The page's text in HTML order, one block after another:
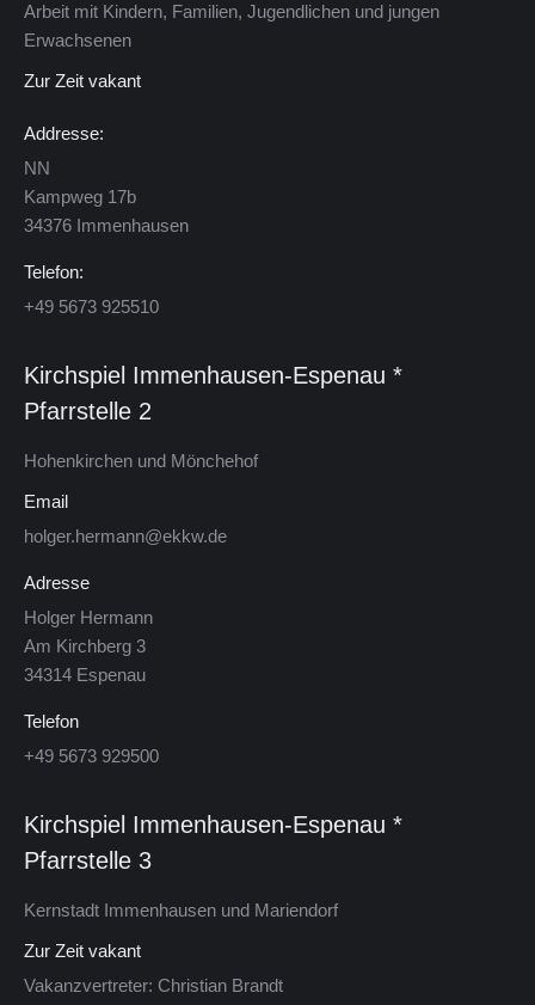
Arbeit mit Kindern, Familien, Jugendlichen und jungen
Erwachsenen
Zur Zeit vakant
Addresse:
NN
Kamp­weg 17b
34376 Im­men­hau­sen
Telefon:
+49 5673 925510
Kirchspiel Im­men­hau­sen-Es­pe­nau *
Pfarrstelle 2
Ho­hen­kir­chen und Mön­che­hof
Email
holger.hermann@ekkw.de
Adresse
Hol­ger Her­mann
Am Kirch­berg 3
34314 Es­pe­nau
Telefon
+49 5673 929500
Kirchspiel Im­men­hau­sen-Es­pe­nau *
Pfarrstelle 3
Kern­stadt Im­men­hau­sen und Mariendorf
Zur Zeit vakant
Vakanzvertreter: Christian Brandt